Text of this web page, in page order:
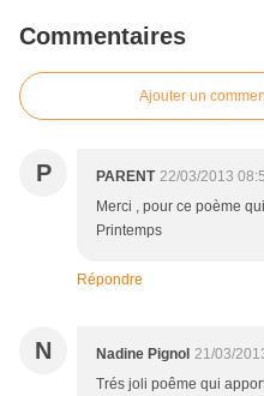
Commentaires
Ajouter un
P PARENT 22/03/2013
Merci , pour ce poème
Printemps
Répondre
N Nadine Pignol 21/03/
Trés joli poême qui